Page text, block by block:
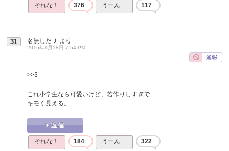
それな！ 376 うーん… 117
31 名無しだＪ より
2016年1月18日 7:54 PM
>>3
これ小学生なら可愛いけど、若作りしすぎで
キモく見える。
それな！ 184 うーん… 322